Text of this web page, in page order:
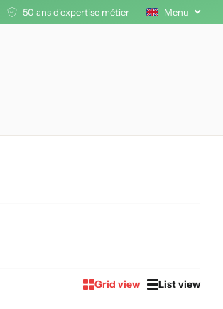
50 ans d'expertise métier Menu
Grid view List view